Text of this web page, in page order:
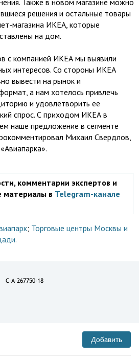
решения и остальные товары
магазина ИКЕА, которые
на дом.
с компанией ИКЕА мы выявили
интересов. Со стороны ИКЕА
вывести на рынок и
а нам хотелось привлечь
и удовлетворить ее
спрос. С приходом ИКЕА в
наше предложение в сегменте
Михаил Свердлов,
комментарии экспертов и
материалы в Telegram-канале
; Торговые центры Москвы и
.
C-A-267750-18
Добавить